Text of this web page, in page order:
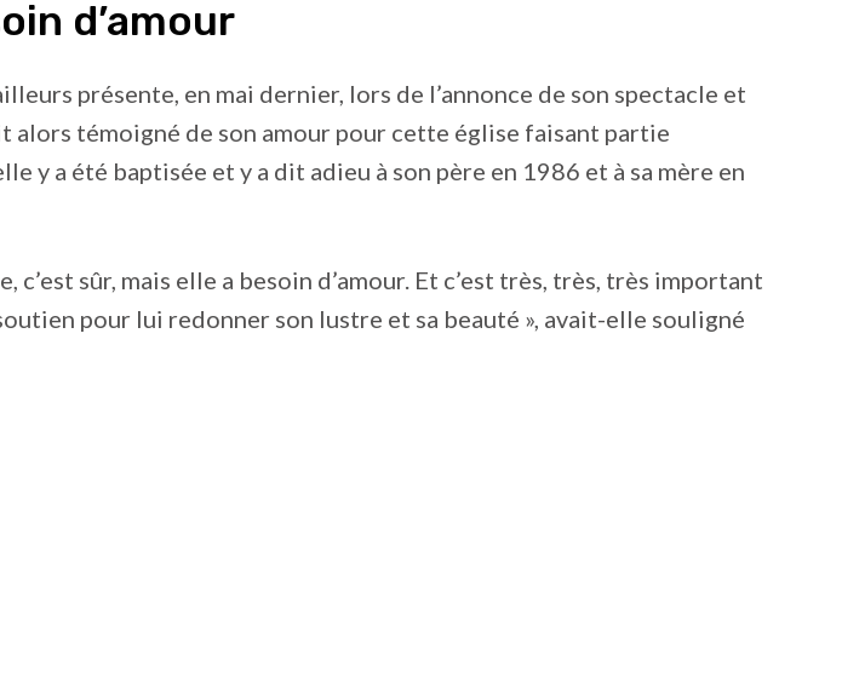
d’amour
présente, en mai dernier, lors de l’annonce de son spectacle et
alors témoigné de son amour pour cette église faisant partie
y a été baptisée et y a dit adieu à son père en 1986 et à sa mère en
c’est sûr, mais elle a besoin d’amour. Et c’est très, très, très important
pour lui redonner son lustre et sa beauté », avait-elle souligné